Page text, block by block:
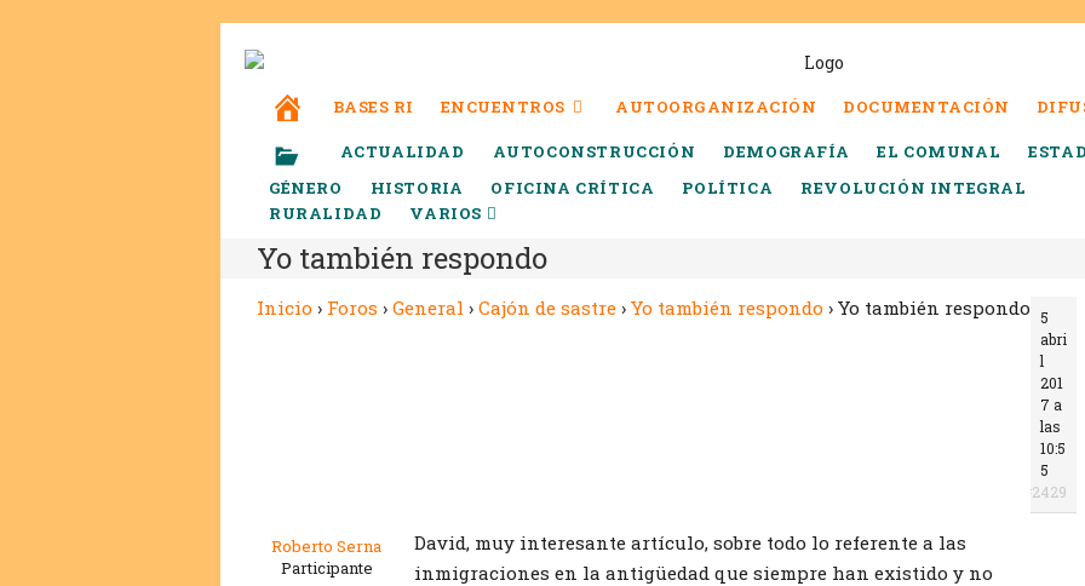
BASES RI ENCUENTROS AUTOORGANIZACIÓN DOCUMENTACIÓN
ACTUALIDAD AUTOCONSTRUCCIÓN DEMOGRAFÍA EL COMUNAL
GÉNERO
HISTORIA OFICINA CRÍTICA POLÍTICA
REVOLUCIÓN INTEGRAL
RURALIDAD
VARIOS
Yo también respondo
Inicio › Foros › General › Cajón de sastre › Yo también respondo › Yo también respondo
5
abri
l
201
7 a
las
10:5
5
#2429
Roberto Serna
Participante
David, muy interesante artículo, sobre todo lo referente a las
inmigraciones en la antigüedad que siempre han existido y no